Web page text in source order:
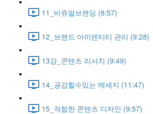
11_비쥬얼브랜딩 (8:57)
12_브랜드 아이덴티티 관리 (9:28)
13강_콘텐츠 리서치 (9:49)
14_공감할수있는 메세지 (11:47)
15_적합한 콘텐츠 디자인 (9:57)